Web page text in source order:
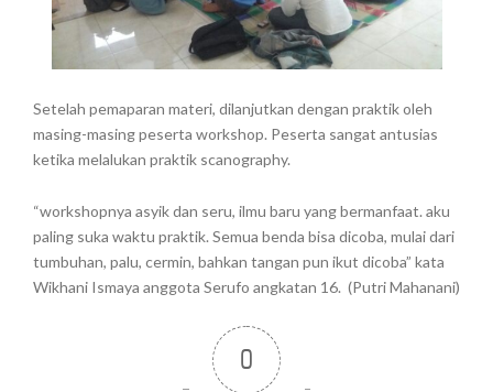
Setelah pemaparan materi, dilanjutkan dengan praktik oleh
masing-masing peserta workshop. Peserta sangat antusias
ketika melalukan praktik scanography.
“workshopnya asyik dan seru, ilmu baru yang bermanfaat. aku
paling suka waktu praktik. Semua benda bisa dicoba, mulai dari
tumbuhan, palu, cermin, bahkan tangan pun ikut dicoba” kata
Wikhani Ismaya anggota Serufo angkatan 16. (Putri Mahanani)
0